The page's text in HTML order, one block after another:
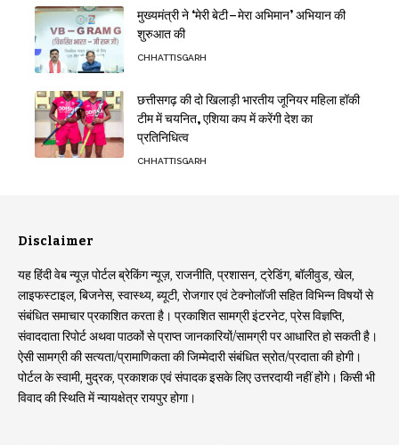
मुख्यमंत्री ने ‘मेरी बेटी–मेरा अभिमान’ अभियान की
शुरुआत की
CHHATTISGARH
छत्तीसगढ़ की दो खिलाड़ी भारतीय जूनियर महिला हॉकी
टीम में चयनित, एशिया कप में करेंगी देश का
प्रतिनिधित्व
CHHATTISGARH
Disclaimer
यह हिंदी वेब न्यूज़ पोर्टल ब्रेकिंग न्यूज़, राजनीति, प्रशासन, ट्रेडिंग, बॉलीवुड, खेल,
लाइफस्टाइल, बिजनेस, स्वास्थ्य, ब्यूटी, रोजगार एवं टेक्नोलॉजी सहित विभिन्न विषयों से
संबंधित समाचार प्रकाशित करता है। प्रकाशित सामग्री इंटरनेट, प्रेस विज्ञप्ति,
संवाददाता रिपोर्ट अथवा पाठकों से प्राप्त जानकारियों/सामग्री पर आधारित हो सकती है।
ऐसी सामग्री की सत्यता/प्रामाणिकता की जिम्मेदारी संबंधित स्रोत/प्रदाता की होगी।
पोर्टल के स्वामी, मुद्रक, प्रकाशक एवं संपादक इसके लिए उत्तरदायी नहीं होंगे। किसी भी
विवाद की स्थिति में न्यायक्षेत्र रायपुर होगा।